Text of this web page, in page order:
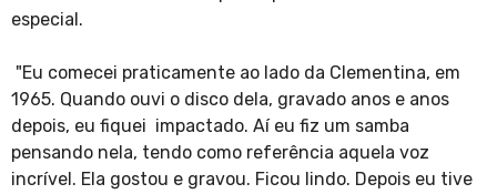
especial.
"Eu comecei praticamente ao lado da Clementina, em
1965. Quando ouvi o disco dela, gravado anos e anos
depois, eu fiquei impactado. Aí eu fiz um samba
pensando nela, tendo como referência aquela voz
incrível. Ela gostou e gravou. Ficou lindo. Depois eu tive